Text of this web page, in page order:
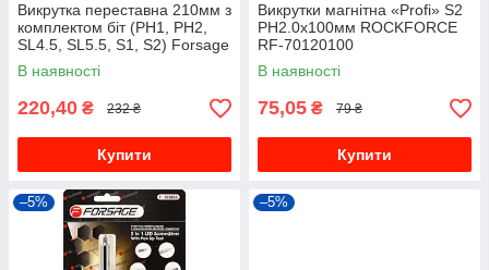
Викрутка переставна 210мм з
комплектом біт (PH1, PH2,
SL4.5, SL5.5, S1, S2) Forsage
F-303863
В наявності
220,40 ₴ 232 ₴
Купити
Викрутки магнітна «Profi» S2
PH2.0х100мм ROCKFORCE
RF-70120100
В наявності
75,05 ₴ 79 ₴
Купити
–5% –5%